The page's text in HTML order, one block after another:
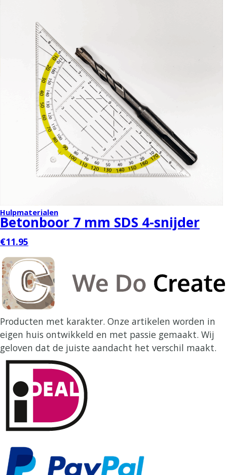
Hulpmaterialen
Betonboor 7 mm SDS 4-snijder
€11.95
Producten met karakter. Onze artikelen worden in
eigen huis ontwikkeld en met passie gemaakt. Wij
geloven dat de juiste aandacht het verschil maakt.